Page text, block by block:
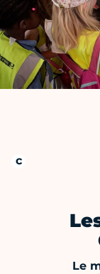
Le